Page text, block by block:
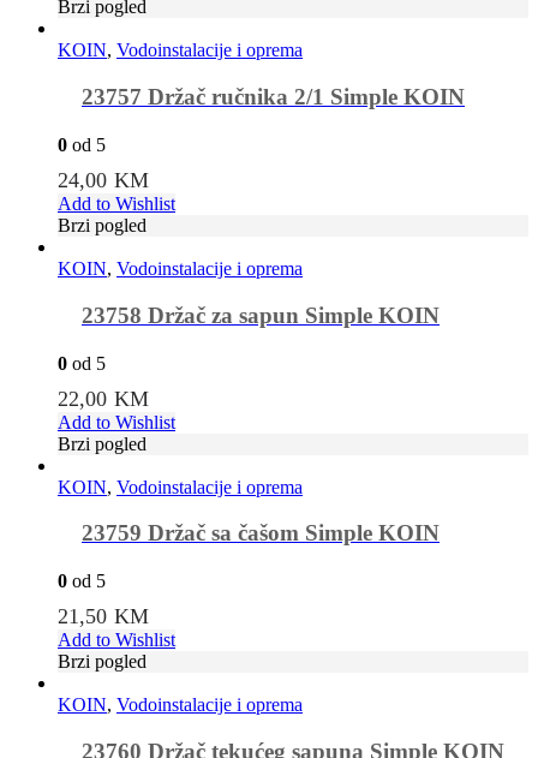
Brzi pogled
KOIN, Vodoinstalacije i oprema
23757 Držač ručnika 2/1 Simple KOIN
0 od 5
24,00 KM
Add to Wishlist
Brzi pogled
KOIN, Vodoinstalacije i oprema
23758 Držač za sapun Simple KOIN
0 od 5
22,00 KM
Add to Wishlist
Brzi pogled
KOIN, Vodoinstalacije i oprema
23759 Držač sa čašom Simple KOIN
0 od 5
21,50 KM
Add to Wishlist
Brzi pogled
KOIN, Vodoinstalacije i oprema
23760 Držač tekućeg sapuna Simple KOIN